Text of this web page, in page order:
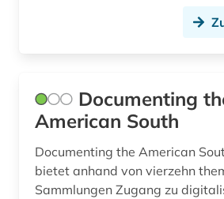
geschichte 1574-1739 (1)
geschichte 1600-1900 (1)
geschichte 1654-1954 (2)
Documenting
American South
Documenting the American
bietet anhand von vierzehn
Sammlungen Zugang zu